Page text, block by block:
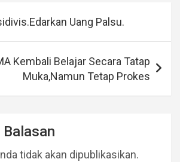
Uang Palsu.
Kembali Belajar Secara Tatap
Muka,Namun Tetap Prokes
tidak akan dipublikasikan.